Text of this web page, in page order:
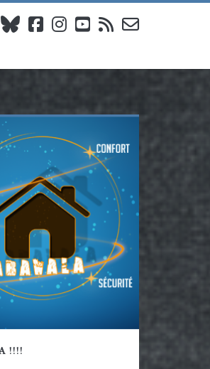
blueskyfacebook
instagram
youtube
rss email-
!!!!